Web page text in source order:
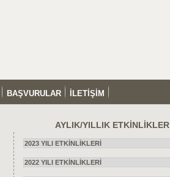
BAŞVURULAR İLETİŞİM
AYLIK/YILLIK ETKİNLİKLER
2023 YILI ETKİNLİKLERİ
2022 YILI ETKİNLİKLERİ